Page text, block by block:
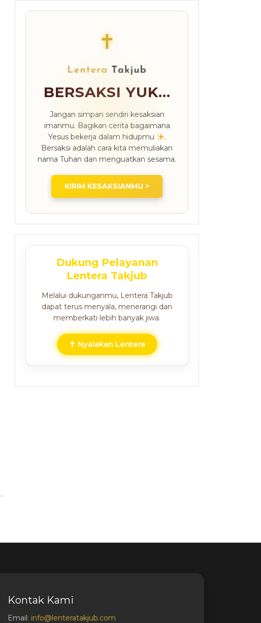
✝
BERSAKSI YUK...
Jangan simpan sendiri kesaksian
imanmu. Bagikan cerita bagaimana
Yesus bekerja dalam hidupmu
.
Bersaksi adalah cara kita memuliakan
nama Tuhan dan menguatkan sesama.
KIRIM KESAKSIANMU >
Dukung Pelayanan
Lentera Takjub
Melalui dukunganmu, Lentera Takjub
dapat terus menyala, menerangi dan
memberkati lebih banyak jiwa.
✝ Nyalakan Lentera
Kontak Kami
Email: info@lenteratakjub.com